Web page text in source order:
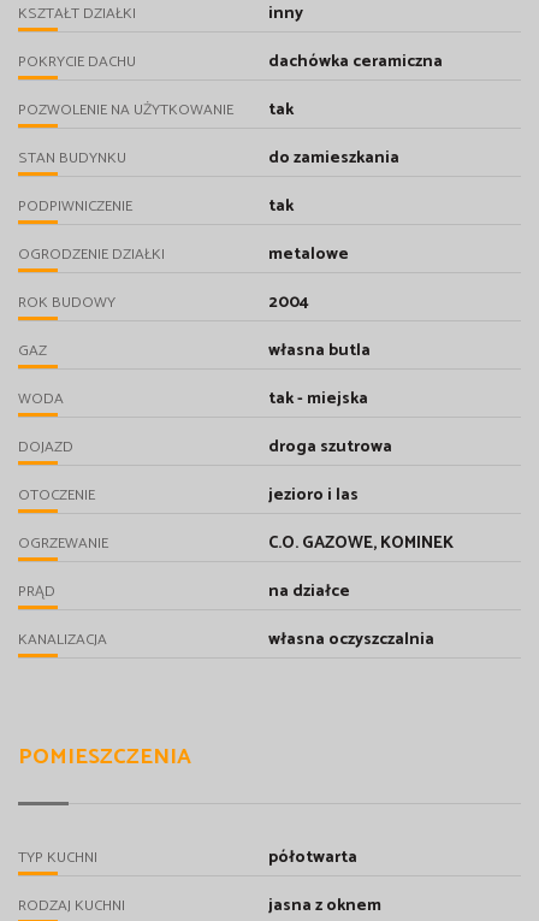
KSZTAŁT DZIAŁKI inny
POKRYCIE DACHU dachówka ceramiczna
POZWOLENIE NA UŻYTKOWANIE tak
STAN BUDYNKU do zamieszkania
PODPIWNICZENIE tak
OGRODZENIE DZIAŁKI metalowe
ROK BUDOWY 2004
GAZ własna butla
WODA tak - miejska
DOJAZD droga szutrowa
OTOCZENIE jezioro i las
OGRZEWANIE C.O. GAZOWE, KOMINEK
PRĄD na działce
KANALIZACJA własna oczyszczalnia
POMIESZCZENIA
TYP KUCHNI półotwarta
RODZAJ KUCHNI jasna z oknem